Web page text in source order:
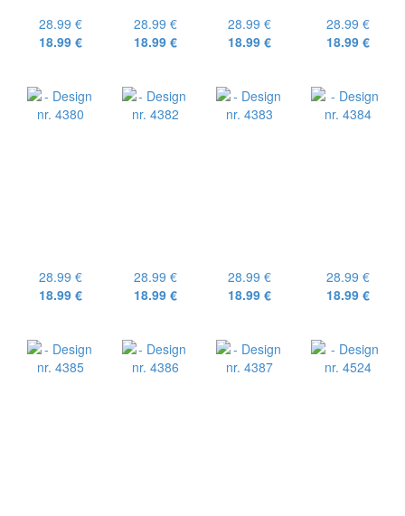
28.99 €
18.99 €
28.99 €
18.99 €
28.99 €
18.99 €
28.99 €
18.99 €
28.99 €
18.99 €
28.99 €
18.99 €
28.99 €
18.99 €
28.99 €
18.99 €